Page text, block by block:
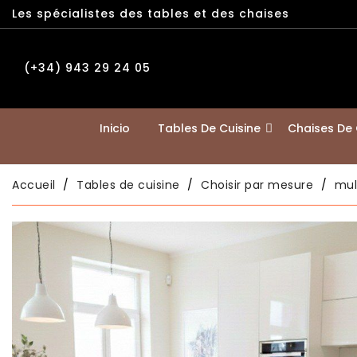
Les spécialistes des tables et des chaises
(+34) 943 29 24 05
Inicio Tables De Cuisine Chaises De
Accueil Tables de cuisine Choisir par mesure